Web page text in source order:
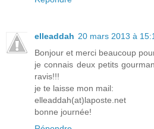
elleaddah 20 mars 2013 à
Bonjour et merci beaucoup
je connais deux petits
ravis!!!
je te laisse mon mail:
elleaddah(at)laposte.net
bonne journée!